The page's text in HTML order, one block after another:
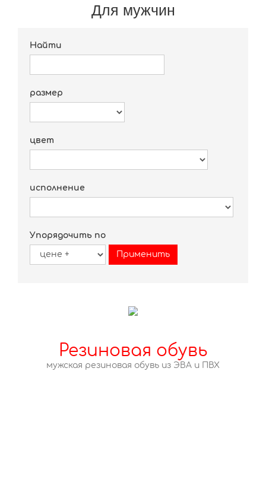
Для мужчин
Найти
размер
цвет
исполнение
Упорядочить по
Резиновая обувь
мужская резиновая обувь из ЭВА и ПВХ